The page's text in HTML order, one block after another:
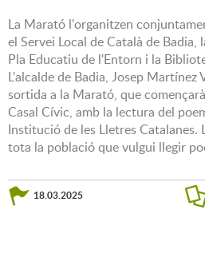
La Marató l'organitzen
el Servei Local de Català de Badia,
Pla Educatiu de l'Entorn i la
L'alcalde de Badia, Josep
sortida a la Marató, que
Casal Cívic, amb la lectura del
Institució de les Lletres Catalanes.
tota la població que vulgui llegir
18.03.2025